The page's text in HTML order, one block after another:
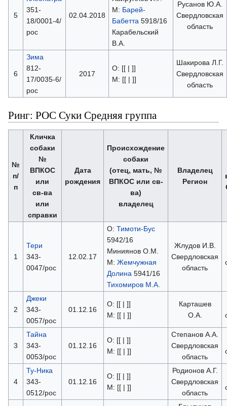
5
351-
18/0001-4/
рос
02.04.2018
М: Барей-
Бабетта 5918/16
Карабельский
В.А.
Русанов Ю.А.
Свердловская
область
6
Зима
812-
17/0035-6/
рос
2017
О: [[ | ]]
М: [[ | ]]
Шакирова Л.Г.
Свердловская
область
Ринг: РОС Суки Средняя группа
№
п/
п
Кличка
собаки
№
ВПКОС
или
св-ва
или
справки
Дата
рождения
Происхождение
собаки
(отец, мать, №
ВПКОС или св-
ва)
владелец
Владелец
Регион
1
Тери
343-
0047/рос
12.02.17
О: Тимоти-Бус
5942/16
Миниянов О.М.
М: Жемчужная
Долина 5941/16
Тихомиров М.А.
Жлудов И.В.
Свердловская
область
2
Джеки
343-
0057/рос
01.12.16
О: [[ | ]]
М: [[ | ]]
Карташев
О.А.
3
Тайна
343-
0053/рос
01.12.16
О: [[ | ]]
М: [[ | ]]
Степанов А.А.
Свердловская
область
4
Ту-Ника
343-
0512/рос
01.12.16
О: [[ | ]]
М: [[ | ]]
Родионов А.Г.
Свердловская
область